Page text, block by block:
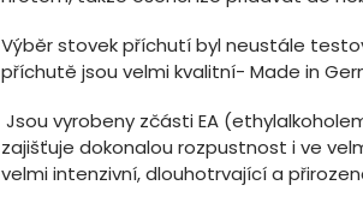
Výběr stovek příchutí byl neustále
příchutě jsou velmi kvalitní- Made in
Jsou vyrobeny zčásti EA
zajišťuje dokonalou rozpustnost i ve
velmi intenzivní, dlouhotrvající a